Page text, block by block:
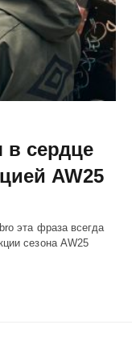
в сердце
AW25
эта фраза всегда
сезона AW25